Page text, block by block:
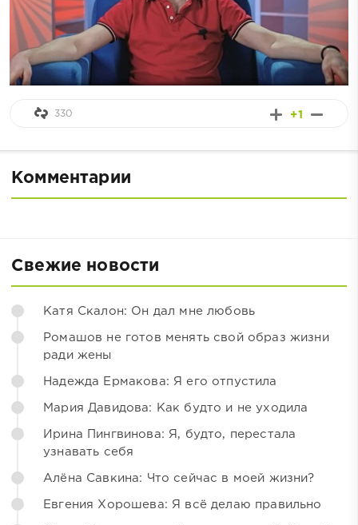
+1
330
Комментарии
Свежие новости
Катя Скалон: Он дал мне любовь
Ромашов не готов менять свой образ жизни
ради жены
Надежда Ермакова: Я его отпустила
Мария Давидова: Как будто и не уходила
Ирина Пингвинова: Я, будто, перестала
узнавать себя
Алёна Савкина: Что сейчас в моей жизни?
Евгения Хорошева: Я всё делаю правильно